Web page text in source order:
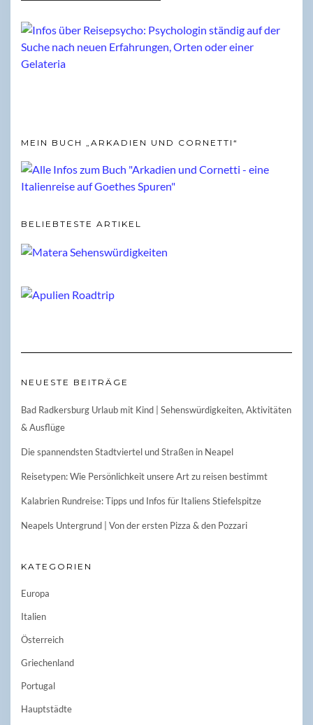
MEIN BUCH „ARKADIEN UND CORNETTI“
BELIEBTESTE ARTIKEL
NEUESTE BEITRÄGE
Bad Radkersburg Urlaub mit Kind | Sehenswürdigkeiten, Aktivitäten
& Ausflüge
Die spannendsten Stadtviertel und Straßen in Neapel
Reisetypen: Wie Persönlichkeit unsere Art zu reisen bestimmt
Kalabrien Rundreise: Tipps und Infos für Italiens Stiefelspitze
Neapels Untergrund | Von der ersten Pizza & den Pozzari
KATEGORIEN
Europa
Italien
Österreich
Griechenland
Portugal
Hauptstädte